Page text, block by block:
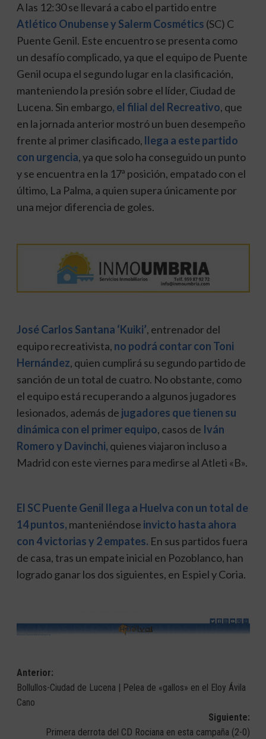
A las 12:30 se llevará a cabo el partido entre
Atlético Onubense y Salerm Cosmétics (SC) C
Puente Genil. Este encuentro se presenta como
un desafío complicado, ya que el equipo de Puente
Genil ocupa el segundo lugar en la clasificación,
manteniendo la presión sobre el líder, Ciudad de
Lucena. Sin embargo, el filial del Recreativo, que
en la jornada anterior mostró un buen desempeño
frente al primer clasificado, llega a este partido
con urgencia, ya que solo ha conseguido un punto
y se encuentra en la 17ª posición, empatado con el
último, La Palma, a quien supera únicamente por
una mejor diferencia de goles.
José Carlos Santana ‘Kuiki’, entrenador del
equipo recreativista, no podrá contar con Toni
Hernández, quien cumplirá su segundo partido de
sanción de un total de cuatro. No obstante, como
el equipo está recuperando a algunos jugadores
lesionados, además de jugadores que tienen su
dinámica con el primer equipo, casos de Iván
Romero y Davinchi, quienes viajaron incluso a
Madrid con este viernes para medirse al Atleti «B».
El SC Puente Genil llega a Huelva con un total de
14 puntos, manteniéndose invicto hasta ahora
con 4 victorias y 2 empates. En sus partidos fuera
de casa, tras un empate inicial en Pozoblanco, han
logrado ganar los dos siguientes, en Espiel y Coria.
Navegación
de
Anterior:
Bollullos-Ciudad de Lucena | Pelea de «gallos» en el Eloy Ávila
Cano
Siguiente:
Primera derrota del CD Rociana en esta campaña (2-0)